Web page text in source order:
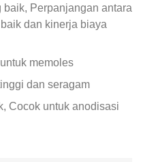
Perpanjangan antara
dan kinerja biaya
memoles
dan seragam
Cocok untuk anodisasi